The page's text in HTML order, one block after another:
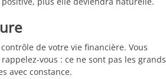
de votre vie financière. Vous
vous : ce ne sont pas les grands
avec constance.